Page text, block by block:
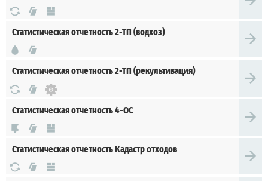
Статистическая отчетность 2-ТП (водхоз)
Статистическая отчетность 2-ТП (рекультивация)
Статистическая отчетность 4-ОС
Статистическая отчетность Кадастр отходов